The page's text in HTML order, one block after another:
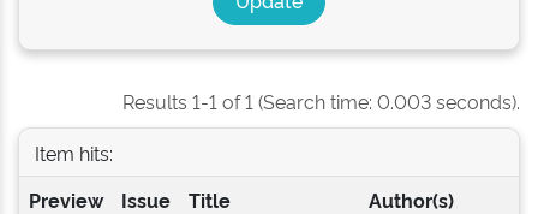
Results 1-1 of 1 (Search time: 0.003 seconds).
Item hits:
Preview
Issue
Title Author(s)